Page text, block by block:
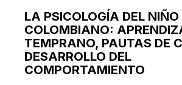
LA PSICOLOGÍA DEL NIÑO
COLOMBIANO:
TEMPRANO, PAUTAS DE
DESARROLLO DEL
COMPORTAMIENTO